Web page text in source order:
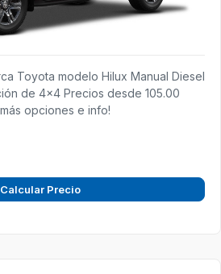
Toyota modelo Hilux Manual Diesel
de 4x4 Precios desde 105.00
opciones e info!
Calcular Precio